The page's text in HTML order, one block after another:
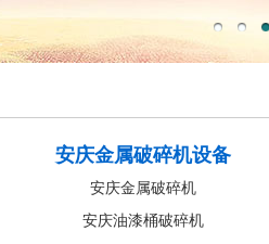
安庆金属破碎机设备
安庆金属破碎机
安庆油漆桶破碎机